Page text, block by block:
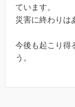
ています。
災害に終わりは
今後も起こり得
う。